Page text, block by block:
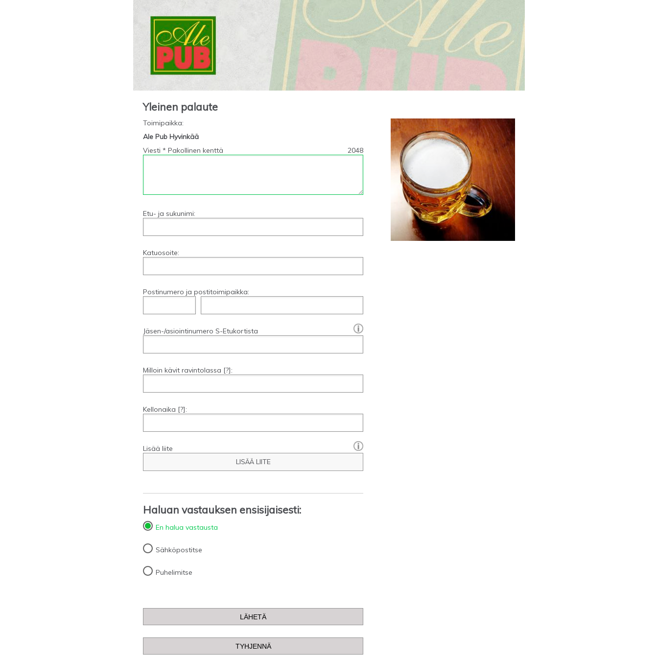
Yleinen palaute
Toimipaikka:
Ale Pub Hyvinkää
Viesti * Pakollinen kenttä
2048
Etu- ja sukunimi:
Katuosoite:
Postinumero ja postitoimipaikka:
Jäsen-/asiointinumero S-Etukortista
Milloin kävit ravintolassa [?]:
Kellonaika [?]:
Lisää liite
LISÄÄ LIITE
Haluan vastauksen ensisijaisesti:
En halua vastausta
Sähköpostitse
Puhelimitse